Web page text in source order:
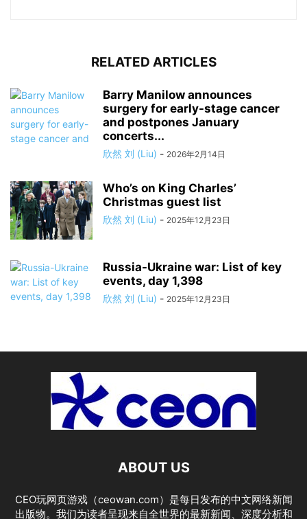
RELATED ARTICLES
Barry Manilow announces
surgery for early-stage cancer
and postpones January
concerts...
欣然 刘 (Liu) - 2026年2月14日
Who’s on King Charles’
Christmas guest list
欣然 刘 (Liu) - 2025年12月23日
Russia-Ukraine war: List of key
events, day 1,398
欣然 刘 (Liu) - 2025年12月23日
ABOUT US
CEO玩网页游戏（ceowan.com）是每日发布的中文网络新闻
出版物。我们为读者呈现来自全世界的最新新闻、深度分析和